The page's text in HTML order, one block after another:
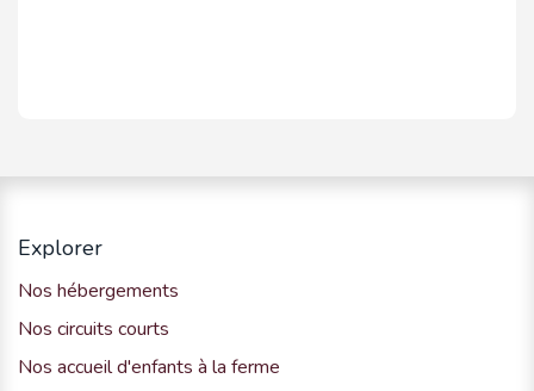
Explorer
Nos hébergements
Nos circuits courts
Nos accueil d'enfants à la ferme